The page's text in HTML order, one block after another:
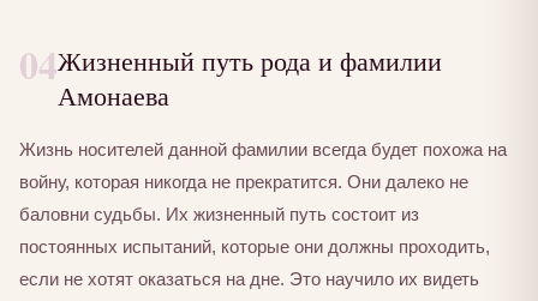
04Жизненный путь рода и фамилии
Амонаева
Жизнь носителей данной фамилии всегда будет похожа на
войну, которая никогда не прекратится. Они далеко не
баловни судьбы. Их жизненный путь состоит из
постоянных испытаний, которые они должны проходить,
если не хотят оказаться на дне. Это научило их видеть